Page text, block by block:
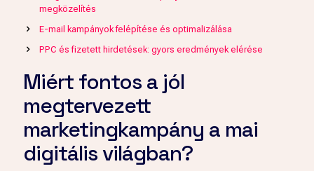
megközelítés
E-mail kampányok felépítése és optimalizálása
PPC és fizetett hirdetések: gyors eredmények elérése
Miért fontos a jól
megtervezett
marketingkampány a mai
digitális világban?